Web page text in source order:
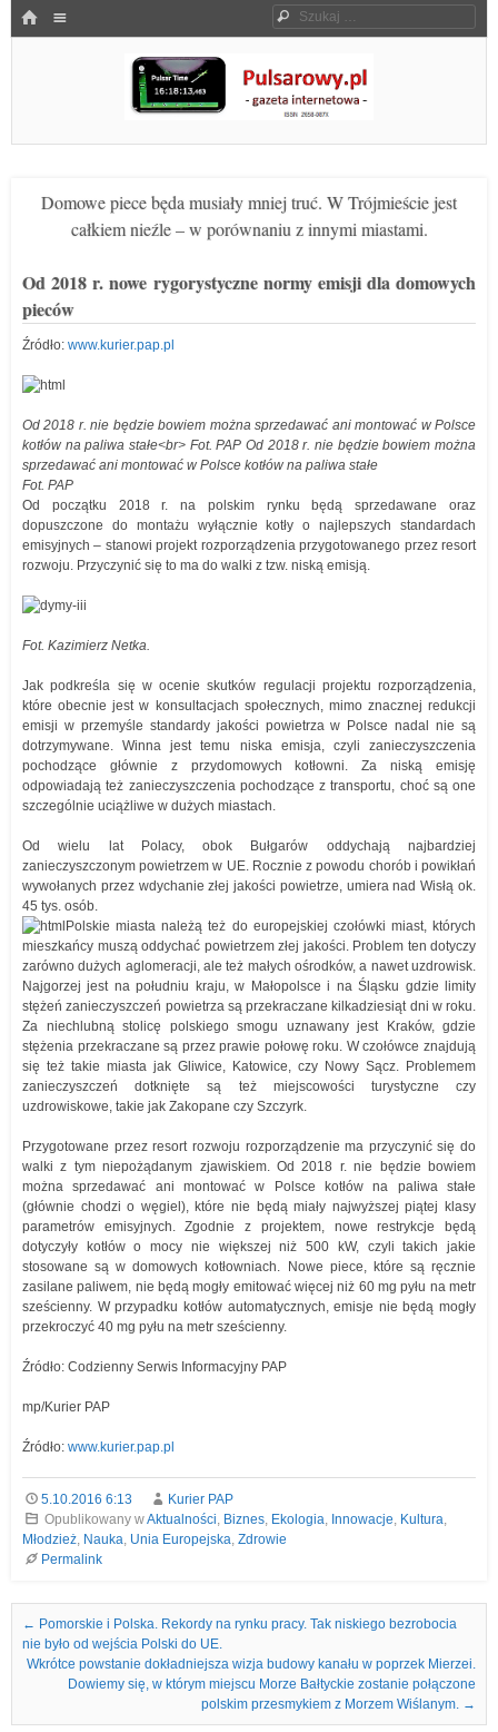
HOME Szukaj
Pulsarowy.pl
Domowe piece będa musiały mniej truć. W Trójmieście jest
całkiem nieźle – w porównaniu z innymi miastami.
Od 2018 r. nowe rygorystyczne normy emisji dla domowych
pieców
Źródło: www.kurier.pap.pl
Od 2018 r. nie będzie bowiem można sprzedawać ani montować w Polsce
kotłów na paliwa stałe<br> Fot. PAP Od 2018 r. nie będzie bowiem można
sprzedawać ani montować w Polsce kotłów na paliwa stałe
Fot. PAP
Od początku 2018 r. na polskim rynku będą sprzedawane oraz
dopuszczone do montażu wyłącznie kotły o najlepszych standardach
emisyjnych – stanowi projekt rozporządzenia przygotowanego przez resort
rozwoju. Przyczynić się to ma do walki z tzw. niską emisją.
Fot. Kazimierz Netka.
Jak podkreśla się w ocenie skutków regulacji projektu rozporządzenia,
które obecnie jest w konsultacjach społecznych, mimo znacznej redukcji
emisji w przemyśle standardy jakości powietrza w Polsce nadal nie są
dotrzymywane. Winna jest temu niska emisja, czyli zanieczyszczenia
pochodzące głównie z przydomowych kotłowni. Za niską emisję
odpowiadają też zanieczyszczenia pochodzące z transportu, choć są one
szczególnie uciążliwe w dużych miastach.
Od wielu lat Polacy, obok Bułgarów oddychają najbardziej
zanieczyszczonym powietrzem w UE. Rocznie z powodu chorób i powikłań
wywołanych przez wdychanie złej jakości powietrze, umiera nad Wisłą ok.
45 tys. osób.
Polskie miasta należą też do europejskiej czołówki miast, których
mieszkańcy muszą oddychać powietrzem złej jakości. Problem ten dotyczy
zarówno dużych aglomeracji, ale też małych ośrodków, a nawet uzdrowisk.
Najgorzej jest na południu kraju, w Małopolsce i na Śląsku gdzie limity
stężeń zanieczyszczeń powietrza są przekraczane kilkadziesiąt dni w roku.
Za niechlubną stolicę polskiego smogu uznawany jest Kraków, gdzie
stężenia przekraczane są przez prawie połowę roku. W czołówce znajdują
się też takie miasta jak Gliwice, Katowice, czy Nowy Sącz. Problemem
zanieczyszczeń dotknięte są też miejscowości turystyczne czy
uzdrowiskowe, takie jak Zakopane czy Szczyrk.
Przygotowane przez resort rozwoju rozporządzenie ma przyczynić się do
walki z tym niepożądanym zjawiskiem. Od 2018 r. nie będzie bowiem
można sprzedawać ani montować w Polsce kotłów na paliwa stałe
(głównie chodzi o węgiel), które nie będą miały najwyższej piątej klasy
parametrów emisyjnych. Zgodnie z projektem, nowe restrykcje będą
dotyczyły kotłów o mocy nie większej niż 500 kW, czyli takich jakie
stosowane są w domowych kotłowniach. Nowe piece, które są ręcznie
zasilane paliwem, nie będą mogły emitować więcej niż 60 mg pyłu na metr
sześcienny. W przypadku kotłów automatycznych, emisje nie będą mogły
przekroczyć 40 mg pyłu na metr sześcienny.
Źródło: Codzienny Serwis Informacyjny PAP
mp/Kurier PAP
Źródło: www.kurier.pap.pl
5.10.2016 6:13
Kurier PAP
Opublikowany wAktualności, Biznes, Ekologia, Innowacje, Kultura,
Młodzież, Nauka, Unia Europejska, Zdrowie
Permalink
Nawigacja we wpisach
← Pomorskie i Polska. Rekordy na rynku pracy. Tak niskiego bezrobocia
nie było od wejścia Polski do UE.
Wkrótce powstanie dokładniejsza wizja budowy kanału w poprzek Mierzei.
Dowiemy się, w którym miejscu Morze Bałtyckie zostanie połączone
polskim przesmykiem z Morzem Wiślanym. →